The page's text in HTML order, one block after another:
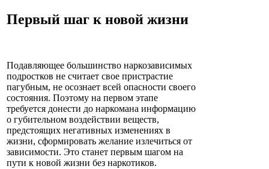
Первый шаг к новой жизни
Подавляющее большинство наркозависимых
подростков не считает свое пристрастие
пагубным, не осознает всей опасности своего
состояния. Поэтому на первом этапе
требуется донести до наркомана информацию
о губительном воздействии веществ,
предстоящих негативных изменениях в
жизни, сформировать желание излечиться от
зависимости. Это станет первым шагом на
пути к новой жизни без наркотиков.